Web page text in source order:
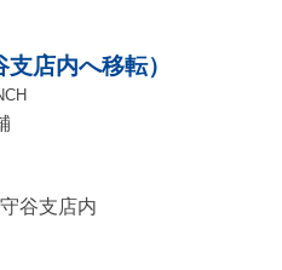
店内へ移転）
谷支店内